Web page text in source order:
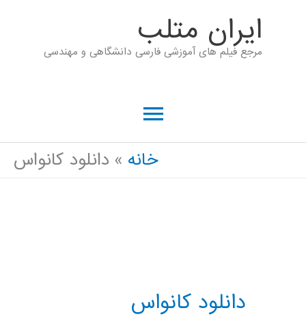
ايران متلب
مرجع فیلم های آموزشی فارسی دانشگاهی و مهندسی
فهرست
اصلی
خانه دانلود کانواس
دانلود کانواس